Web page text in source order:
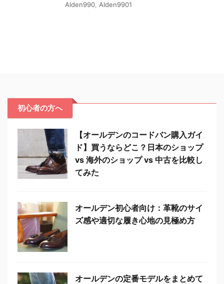
Alden990 Alden9901
初心者の方へ
【オールデンのコードバン購入ガイ
ド】買うならどこ？日本のショップ
vs 海外のショップ vs 中古を比較し
てみた
オールデン初心者向け：革靴のサイ
ズ感や適切な履き心地の見極め方
オールデンの定番モデルをまとめて